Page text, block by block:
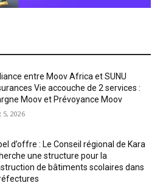
entre Moov Africa et SUNU
Vie accouche de 2 services :
Moov et Prévoyance Moov
5, 2026
d’offre : Le Conseil régional de Kara
une structure pour la
de bâtiments scolaires dans